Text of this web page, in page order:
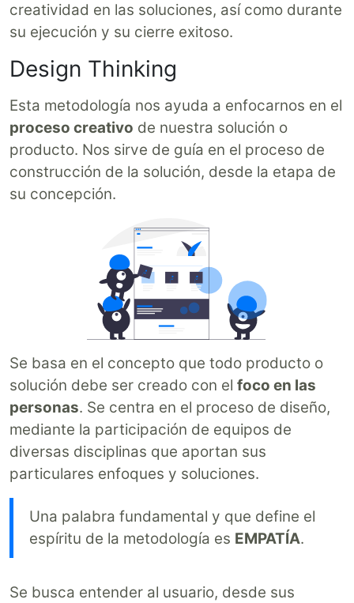
creatividad en las soluciones, así como durante
su ejecución y su cierre exitoso.
Design Thinking
Esta metodología nos ayuda a enfocarnos en el
proceso creativo de nuestra solución o
producto. Nos sirve de guía en el proceso de
construcción de la solución, desde la etapa de
su concepción.
Se basa en el concepto que todo producto o
solución debe ser creado con el foco en las
personas. Se centra en el proceso de diseño,
mediante la participación de equipos de
diversas disciplinas que aportan sus
particulares enfoques y soluciones.
Una palabra fundamental y que define el
espíritu de la metodología es EMPATÍA.
Se busca entender al usuario, desde sus